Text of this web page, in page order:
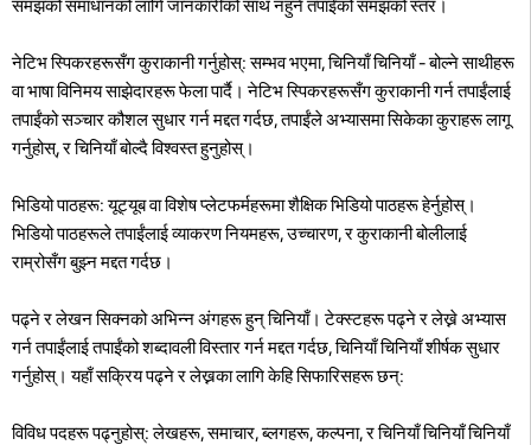
समझको समाधानको लागि जानकारीको साथ नहुने तपाईंको समझको स्तर।
नेटिभ स्पिकरहरूसँग कुराकानी गर्नुहोस्: सम्भव भएमा, चिनियाँ चिनियाँ - बोल्ने साथीहरू
वा भाषा विनिमय साझेदारहरू फेला पार्दै। नेटिभ स्पिकरहरूसँग कुराकानी गर्न तपाईंलाई
तपाईंको सञ्चार कौशल सुधार गर्न मद्दत गर्दछ, तपाईंले अभ्यासमा सिकेका कुराहरू लागू
गर्नुहोस्, र चिनियाँ बोल्दै विश्वस्त हुनुहोस्।
भिडियो पाठहरू: यूट्यूब वा विशेष प्लेटफर्महरूमा शैक्षिक भिडियो पाठहरू हेर्नुहोस्।
भिडियो पाठहरूले तपाईंलाई व्याकरण नियमहरू, उच्चारण, र कुराकानी बोलीलाई
राम्रोसँग बुझ्न मद्दत गर्दछ।
पढ्ने र लेखन सिक्नको अभिन्न अंगहरू हुन् चिनियाँ। टेक्स्टहरू पढ्ने र लेख्ने अभ्यास
गर्न तपाईंलाई तपाईंको शब्दावली विस्तार गर्न मद्दत गर्दछ, चिनियाँ चिनियाँ शीर्षक सुधार
गर्नुहोस्। यहाँ सक्रिय पढ्ने र लेख्नका लागि केहि सिफारिसहरू छन्:
विविध पदहरू पढ्नुहोस्: लेखहरू, समाचार, ब्लगहरू, कल्पना, र चिनियाँ चिनियाँ चिनियाँ